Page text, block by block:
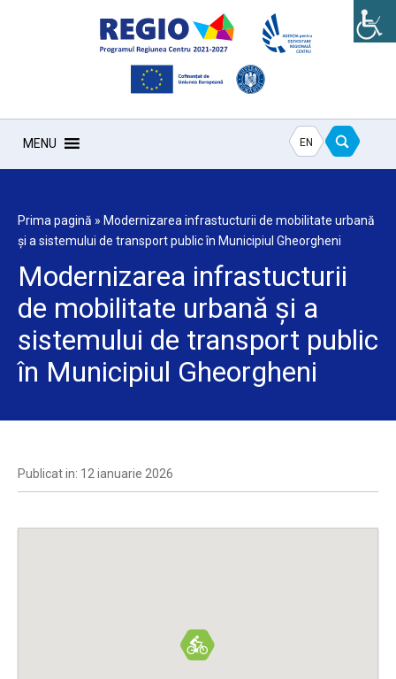
MENU EN
Prima pagină » Modernizarea infrastucturii de mobilitate urbană
și a sistemului de transport public în Municipiul Gheorgheni
Modernizarea infrastucturii
de mobilitate urbană și a
sistemului de transport public
în Municipiul Gheorgheni
Publicat in: 12 ianuarie 2026